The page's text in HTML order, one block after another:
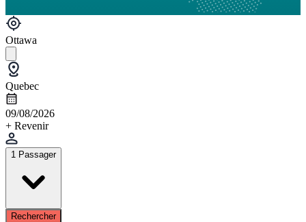
Ottawa
Quebec
09/08/2026
+ Revenir
1 Passager
Rechercher